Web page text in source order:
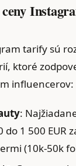
tarify sú
ktoré
influencerov:
:
do 1 500 EUR
(10k-50k